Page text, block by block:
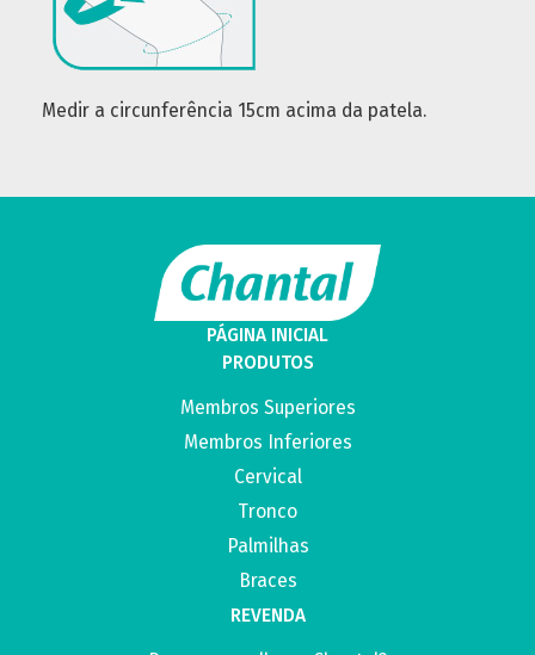
Medir a circunferência 15cm acima da patela.
PÁGINA INICIAL
PRODUTOS
Membros Superiores
Membros Inferiores
Cervical
Tronco
Palmilhas
Braces
REVENDA